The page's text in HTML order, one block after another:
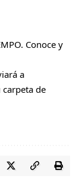
Conoce y
a
carpeta de